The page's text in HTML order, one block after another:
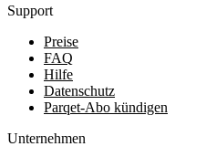
Support
Preise
FAQ
Hilfe
Datenschutz
Parqet-Abo kündigen
Unternehmen